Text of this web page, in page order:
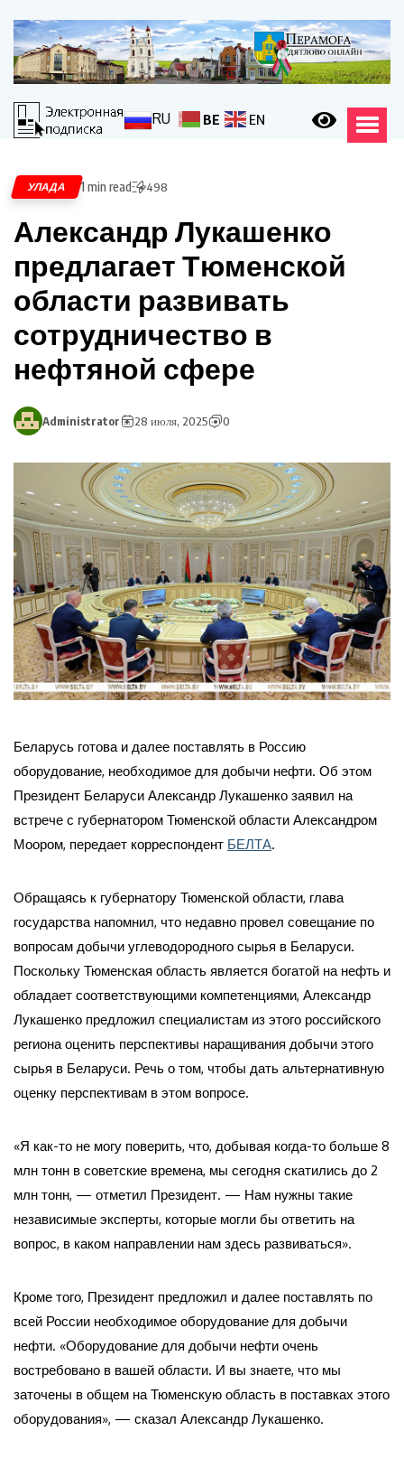
RU BE EN
УЛАДА 1 min read 498
Александр Лукашенко
предлагает Тюменской
области развивать
сотрудничество в
нефтяной сфере
Administrator 28 июля, 2025 0
Беларусь готова и далее поставлять в Россию
оборудование, необходимое для добычи нефти. Об этом
Президент Беларуси Александр Лукашенко заявил на
встрече с губернатором Тюменской области Александром
Моором, передает корреспондент БЕЛТА.
Обращаясь к губернатору Тюменской области, глава
государства напомнил, что недавно провел совещание по
вопросам добычи углеводородного сырья в Беларуси.
Поскольку Тюменская область является богатой на нефть и
обладает соответствующими компетенциями, Александр
Лукашенко предложил специалистам из этого российского
региона оценить перспективы наращивания добычи этого
сырья в Беларуси. Речь о том, чтобы дать альтернативную
оценку перспективам в этом вопросе.
«Я как-то не могу поверить, что, добывая когда-то больше 8
млн тонн в советские времена, мы сегодня скатились до 2
млн тонн, — отметил Президент. — Нам нужны такие
независимые эксперты, которые могли бы ответить на
вопрос, в каком направлении нам здесь развиваться».
Кроме того, Президент предложил и далее поставлять по
всей России необходимое оборудование для добычи
нефти. «Оборудование для добычи нефти очень
востребовано в вашей области. И вы знаете, что мы
заточены в общем на Тюменскую область в поставках этого
оборудования», — сказал Александр Лукашенко.